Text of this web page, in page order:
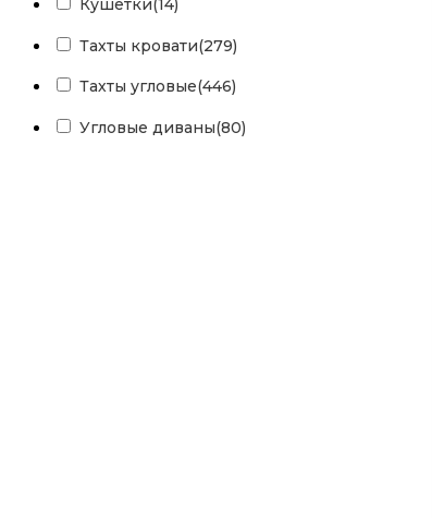
Кушетки(14)
Тахты кровати(279)
Тахты угловые(446)
Угловые диваны(80)